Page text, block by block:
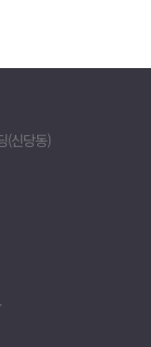
약관의
써 회원은
동의하지
속 이용할
용촉진
회원에서
나 제공된
이 있는
요가 있을
정기간
(신당동)